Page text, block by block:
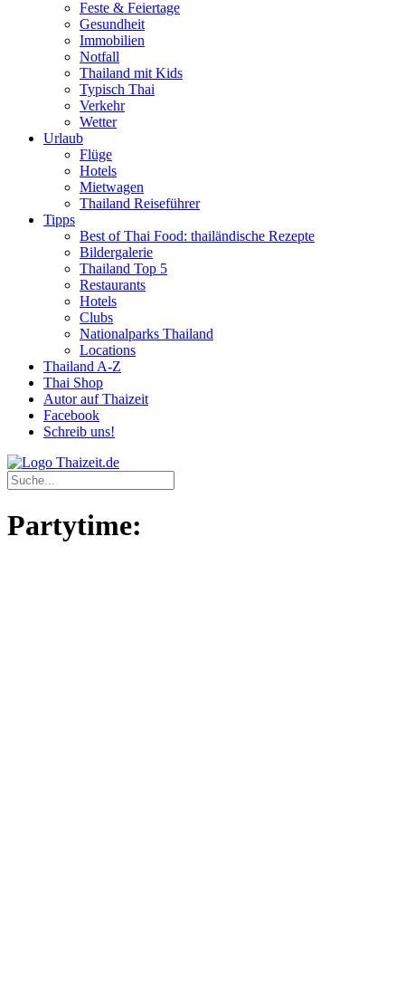
Feste & Feiertage
Gesundheit
Immobilien
Notfall
Thailand mit Kids
Typisch Thai
Verkehr
Wetter
Urlaub
Flüge
Hotels
Mietwagen
Thailand Reiseführer
Tipps
Best of Thai Food: thailändische Rezepte
Bildergalerie
Thailand Top 5
Restaurants
Hotels
Clubs
Nationalparks Thailand
Locations
Thailand A-Z
Thai Shop
Autor auf Thaizeit
Facebook
Schreib uns!
Partytime: